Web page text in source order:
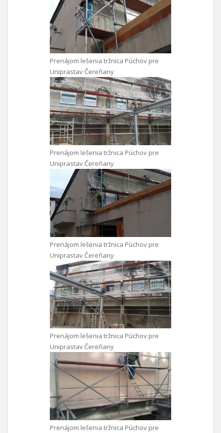
Prenájom lešenia tržnica Púchov pre
Uniprastav Čereňany
Prenájom lešenia tržnica Púchov pre
Uniprastav Čereňany
Prenájom lešenia tržnica Púchov pre
Uniprastav Čereňany
Prenájom lešenia tržnica Púchov pre
Uniprastav Čereňany
Prenájom lešenia tržnica Púchov pre